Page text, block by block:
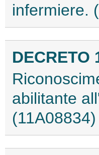
infermiere.
DECRETO
abilitante
(11A08834)